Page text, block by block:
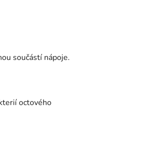
součástí nápoje.
octového